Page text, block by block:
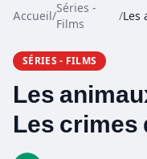
Accueil/
Séries -
Films
/
SÉRIES - FILMS
Les
Les crimes